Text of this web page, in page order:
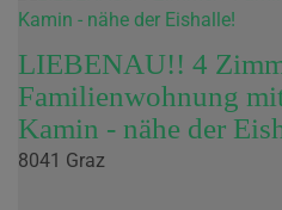
LIEBENAU!! 4
Familienwohnung
Kamin - nähe der
8041 Graz